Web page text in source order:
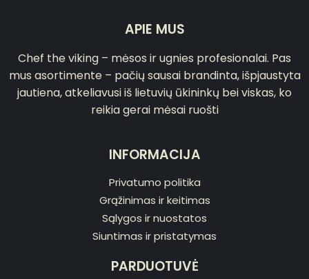
APIE MUS
Chef the viking – mėsos ir ugnies profesionalai. Pas
mus asortimente – pačių sausai brandinta, išpjaustyta
jautiena, atkeliavusi iš lietuvių ūkininkų bei viskas, ko
reikia gerai mėsai ruošti
INFORMACIJA
Privatumo politika
Grąžinimas ir keitimas
Sąlygos ir nuostatos
Siuntimas ir pristatymas
PARDUOTUVĖ